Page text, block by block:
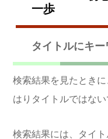
一歩
タイトルにキ
検索結果を見たとき
はりタイトルではない
検索結果には、タイ